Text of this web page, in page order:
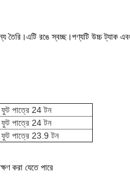
তৈরি।এটি রঙে স্বচ্ছ।পণ্যটি উচ্চ ট্যাক
পাত্রে 24 টন
পাত্রে 24 টন
পাত্রে 23.9 টন
করা যেতে পারে